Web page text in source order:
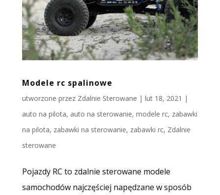
Modele rc spalinowe
utworzone przez Zdalnie Sterowane | lut 18, 2021 |
auto na pilota, auto na sterowanie, modele rc, zabawki
na pilota, zabawki na sterowanie, zabawki rc, Zdalnie
sterowane
Pojazdy RC to zdalnie sterowane modele
samochodów najczęściej napędzane w sposób